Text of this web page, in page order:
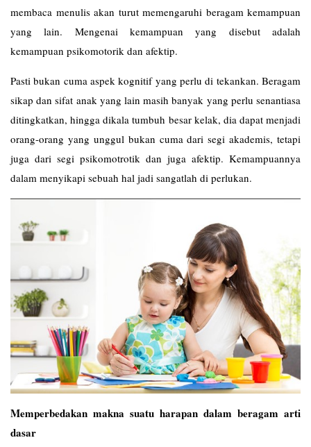
membaca menulis akan turut memengaruhi beragam kemampuan
yang lain. Mengenai kemampuan yang disebut adalah
kemampuan psikomotorik dan afektip.
Pasti bukan cuma aspek kognitif yang perlu di tekankan. Beragam
sikap dan sifat anak yang lain masih banyak yang perlu senantiasa
ditingkatkan, hingga dikala tumbuh besar kelak, dia dapat menjadi
orang-orang yang unggul bukan cuma dari segi akademis, tetapi
juga dari segi psikomotrotik dan juga afektip. Kemampuannya
dalam menyikapi sebuah hal jadi sangatlah di perlukan.
Memperbedakan makna suatu harapan dalam beragam arti
dasar